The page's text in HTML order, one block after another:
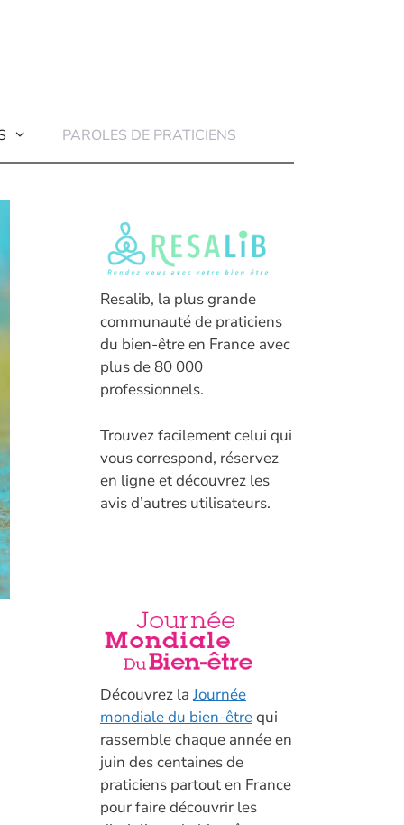
PAROLES DE PRATICIENS
Resalib, la plus grande
communauté de praticiens
du bien-être en France avec
plus de 80 000
professionnels.
Trouvez facilement celui qui
vous correspond, réservez
en ligne et découvrez les
avis d’autres utilisateurs.
Découvrez laJournée
mondiale du bien-êtrequi
rassemble chaque année en
juin des centaines de
praticiens partout en France
pour faire découvrir les